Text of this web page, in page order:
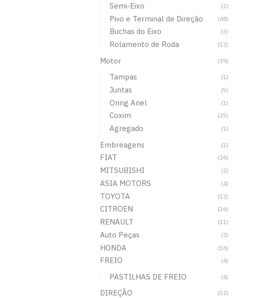
Semi-Eixo (2)
Pivo e Terminal de Direção (48)
Buchas do Eixo (3)
Rolamento de Roda (13)
Motor (39)
Tampas (1)
Juntas (5)
Oring Anel (1)
Coxim (25)
Agregado (1)
Embreagens (1)
FIAT (26)
MITSUBISHI (2)
ASIA MOTORS (4)
TOYOTA (13)
CITROEN (16)
RENAULT (11)
Auto Peças (3)
HONDA (16)
FREIO (4)
PASTILHAS DE FREIO (4)
DIREÇÃO (52)